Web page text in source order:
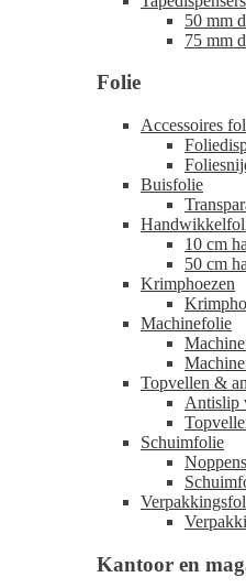
50 mm
75 mm
Folie
Accessoires
Buisfolie
10 cm
50 cm
Krimphoezen
Machinefolie
Topvellen &
Antislip
Schuimfolie
Kantoor en